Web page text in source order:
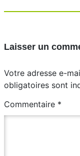
Laisser un
Votre adresse e-
obligatoires sont
Commentaire *